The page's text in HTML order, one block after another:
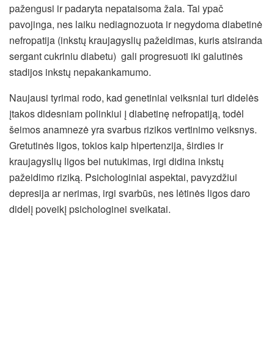
pažengusi ir padaryta nepataisoma žala. Tai ypač
pavojinga, nes laiku nediagnozuota ir negydoma diabetinė
nefropatija (inkstų kraujagyslių pažeidimas, kuris atsiranda
sergant cukriniu diabetu) gali progresuoti iki galutinės
stadijos inkstų nepakankamumo.
Naujausi tyrimai rodo, kad genetiniai veiksniai turi didelės
įtakos didesniam polinkiui į diabetinę nefropatiją, todėl
šeimos anamnezė yra svarbus rizikos vertinimo veiksnys.
Gretutinės ligos, tokios kaip hipertenzija, širdies ir
kraujagyslių ligos bei nutukimas, irgi didina inkstų
pažeidimo riziką. Psichologiniai aspektai, pavyzdžiui
depresija ar nerimas, irgi svarbūs, nes lėtinės ligos daro
didelį poveikį psichologinei sveikatai.